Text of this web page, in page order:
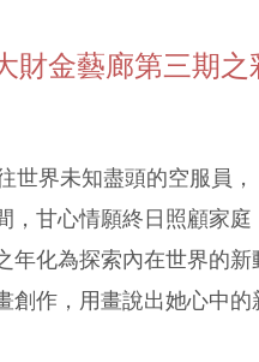
財金藝廊第三期之
世界未知盡頭的空服員，
，甘心情願終日照顧家庭
年化為探索內在世界的新
創作，用畫說出她心中的